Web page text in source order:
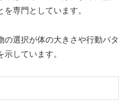
専門としています。
の選択が体の大きさや行動パタ
しています。